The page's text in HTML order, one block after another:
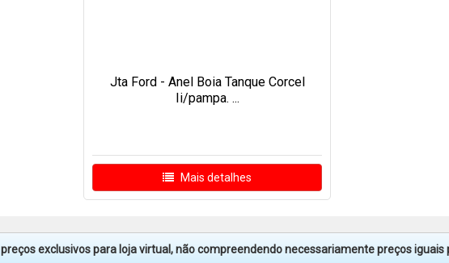
Jta Ford - Anel Boia Tanque Corcel
Ii/pampa. ...
Mais detalhes
preços exclusivos para loja virtual, não compreendendo necessariamente preços iguais